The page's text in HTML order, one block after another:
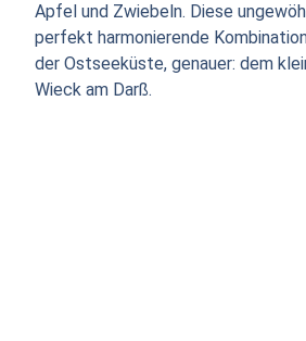
Apfel und Zwiebeln. Diese
perfekt harmonierende
der Ostseeküste, genauer: dem
Wieck am Darß.